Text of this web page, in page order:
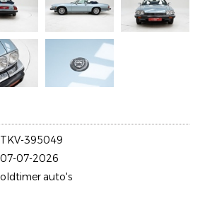
TKV-395049
07-07-2026
oldtimer auto's